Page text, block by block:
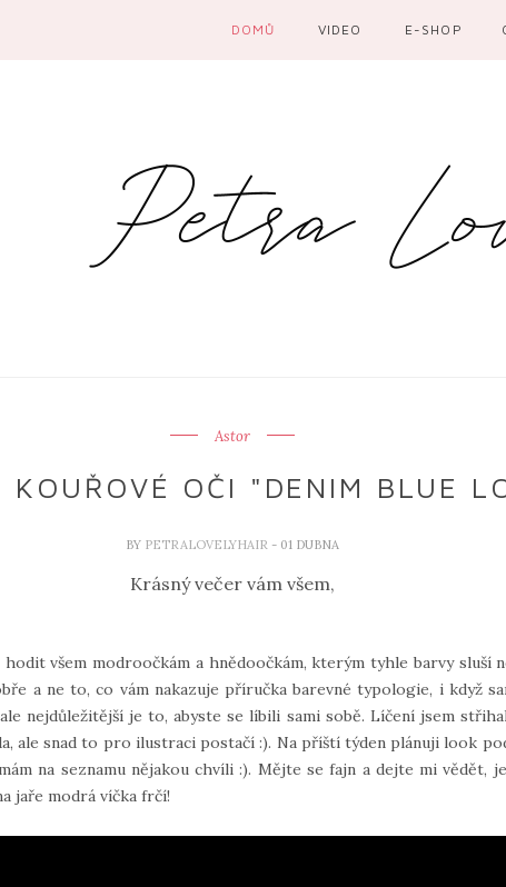
DOMŮ VIDEO E-SHOP
Astor
KOUŘOVÉ OČI "DENIM BLUE
BY PETRALOVELYHAIR - 01 DUBNA
Krásný večer vám všem,
všem modroočkám a hnědoočkám, kterým tyhle barvy sluší
a ne to, co vám nakazuje příručka barevné typologie, i když
nejdůležitější je to, abyste se líbili sami sobě. Líčení jsem
ale snad to pro ilustraci postačí :). Na příští týden plánuji look
na seznamu nějakou chvíli :). Mějte se fajn a dejte mi vědět,
jaře modrá víčka frčí!